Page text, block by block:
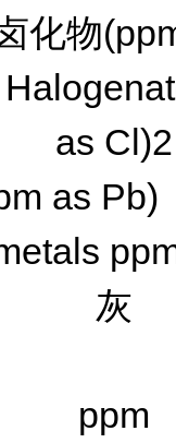
化物
as Cl)2
as
灰
ppm